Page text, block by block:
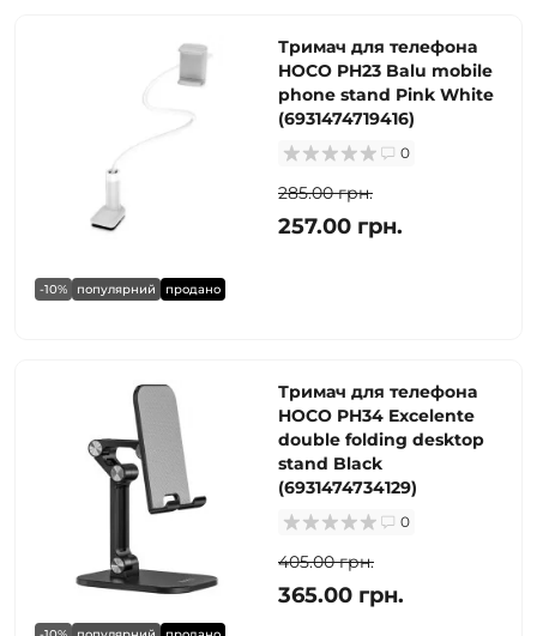
-10% популярний продано
Тримач для телефона
HOCO PH23 Balu mobile
phone stand Pink White
(6931474719416)
0
285.00 грн.
257.00 грн.
Тримач для телефона
HOCO PH34 Excelente
double folding desktop
stand Black
(6931474734129)
0
405.00 грн.
365.00 грн.